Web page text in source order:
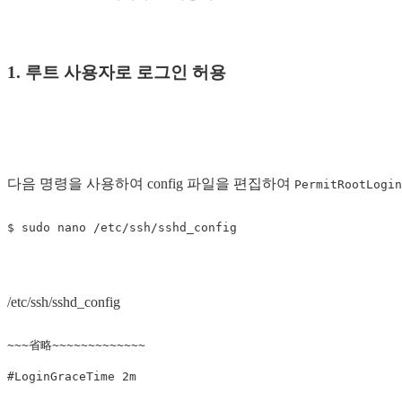
1. 루트 사용자로 로그인 허용
다음 명령을 사용하여 config 파일을 편집하여
/etc/ssh/sshd_config
#LoginGraceTime 2m